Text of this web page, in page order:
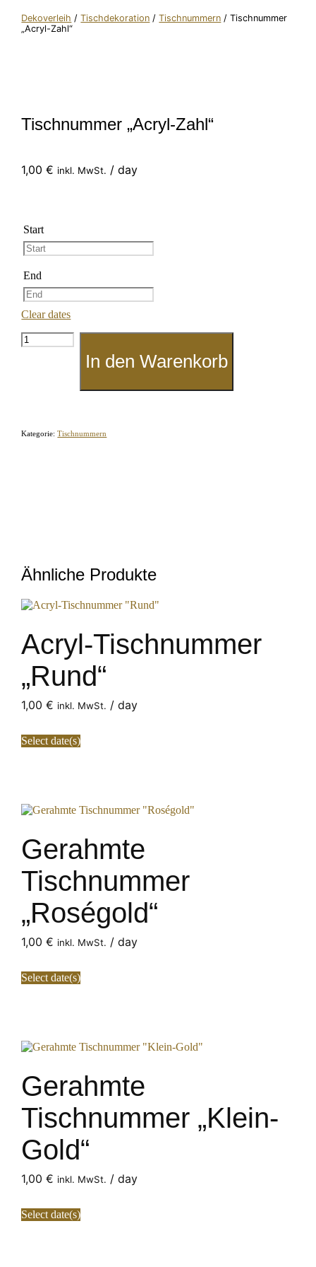
Dekoverleih /Tischdekoration /Tischnummern / Tischnummer
„Acryl-Zahl“
Tischnummer „Acryl-Zahl“
1,00€ inkl. MwSt. / day
Start
End
Clear dates
Tischnummer
"Acryl-
In den Warenkorb
Kategorie:Tischnummern
Ähnliche Produkte
Acryl-Tischnummer
„Rund“
1,00€ inkl. MwSt. / day
Select date(s)
Gerahmte
Tischnummer
„Roségold“
1,00€ inkl. MwSt. / day
Select date(s)
Gerahmte
Tischnummer „Klein-
Gold“
1,00€ inkl. MwSt. / day
Select date(s)